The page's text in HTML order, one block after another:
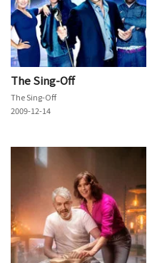
The Sing-Off
The Sing-Off
2009-12-14